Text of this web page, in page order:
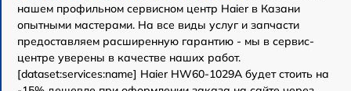
нашем профильном сервисном центр Haier в Казани
опытными мастерами. На все виды услуг и запчасти
предоставляем расширенную гарантию - мы в сервис-
центре уверены в качестве наших работ.
[dataset:services:name] Haier HW60-1029A будет стоить на